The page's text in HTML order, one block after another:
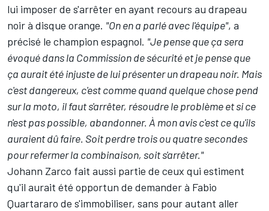
lui imposer de s'arrêter en ayant recours au drapeau
noir à disque orange. "On en a parlé avec l'équipe", a
précisé le champion espagnol. "Je pense que ça sera
évoqué dans la Commission de sécurité et je pense que
ça aurait été injuste de lui présenter un drapeau noir. Mais
c'est dangereux, c'est comme quand quelque chose pend
sur la moto, il faut s'arrêter, résoudre le problème et si ce
n'est pas possible, abandonner. À mon avis c'est ce qu'ils
auraient dû faire. Soit perdre trois ou quatre secondes
pour refermer la combinaison, soit s'arrêter."
Johann Zarco fait aussi partie de ceux qui estiment
qu'il aurait été opportun de demander à Fabio
Quartararo de s'immobiliser, sans pour autant aller